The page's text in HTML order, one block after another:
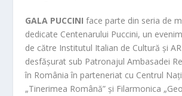
GALA PUCCINI face parte din seria de
dedicate Centenarului Puccini, un
de către Institutul Italian de Cultură și
desfășurat sub Patronajul Ambasadei
în România în parteneriat cu Centrul
„Tinerimea Română” și Filarmonica